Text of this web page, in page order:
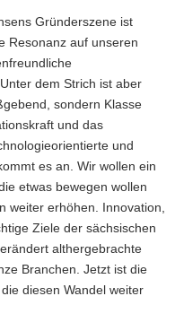
Gründerszene ist
Resonanz auf unseren
dem Strich ist aber
sondern Klasse
und das
und
es an. Wir wollen ein
etwas bewegen wollen
weiter erhöhen. Innovation,
Ziele der sächsischen
althergebrachte
Branchen. Jetzt ist die
diesen Wandel weiter